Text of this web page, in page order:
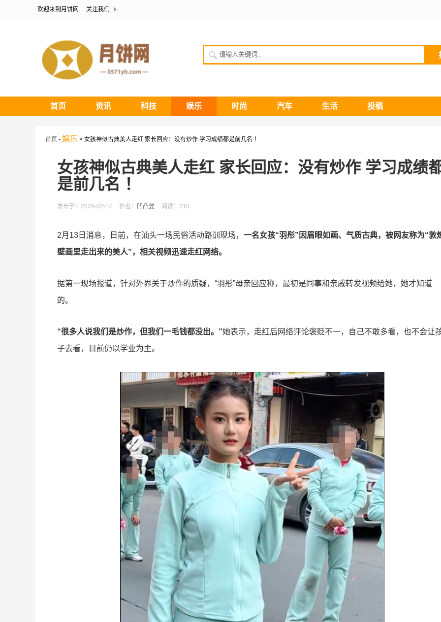
欢迎来到月饼网 关注我们
请输入关键词
首页 资讯 科技 娱乐 时尚 汽车 生活 投稿
首页 - 娱乐 > 女孩神似古典美人走红 家长回应：没有炒作 学习成绩都是前几名 ！
女孩神似古典美人走红 家长回应：没有炒作 学习成绩
是前几名 ！
发布于：2026-02-14 作者： 凹凸曼 阅读：310
2月13日消息，日前，在汕头一场民俗活动路训现场， 一名女孩“羽彤”因眉眼如画、气质古典，被网友称为“敦
壁画里走出来的美人”，相关视频迅速走红网络。
据第一现场报道，针对外界关于炒作的质疑，“羽彤”母亲回应称，最初是同事和亲戚转发视频给她，她才知道
的。
“很多人说我们是炒作，但我们一毛钱都没出。”她表示，走红后网络评论褒贬不一，自己不敢多看，也不会让
子去看，目前仍以学业为主。